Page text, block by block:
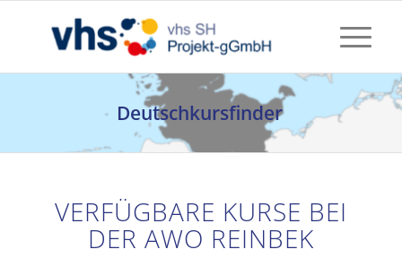
Deutschkursfinder
VERFÜGBARE KURSE BEI
DER AWO REINBEK